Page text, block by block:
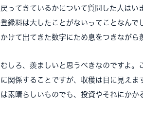
戻ってきているかについて質問した人はい
登録料は大したことがないってことなんで
かけて出てきた数字にため息をつきながら
むしろ、羨ましいと思うべきなのですよ
に関係することですが、収穫は目に見え
は素晴らしいものでも、投資やそれにかか